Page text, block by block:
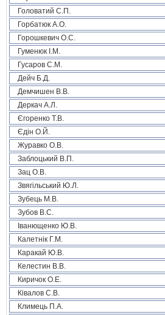
Головатий С.П.
Горбатюк А.О.
Горошкевич О.С.
Гуменюк І.М.
Гусаров С.М.
Дейч Б.Д.
Демчишен В.В.
Деркач А.Л.
Єгоренко Т.В.
Єдін О.Й.
Журавко О.В.
Заблоцький В.П.
Зац О.В.
Звягільський Ю.Л.
Зубець М.В.
Зубов В.С.
Іванющенко Ю.В.
Калетнік Г.М.
Каракай Ю.В.
Келестин В.В.
Киричок О.Е.
Ківалов С.В.
Климець П.А.